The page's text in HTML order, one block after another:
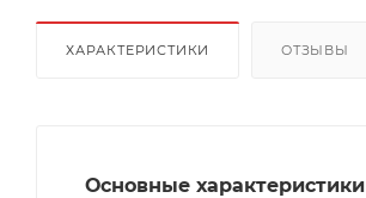
ХАРАКТЕРИСТИКИ ОТЗЫВЫ
Основные характеристики